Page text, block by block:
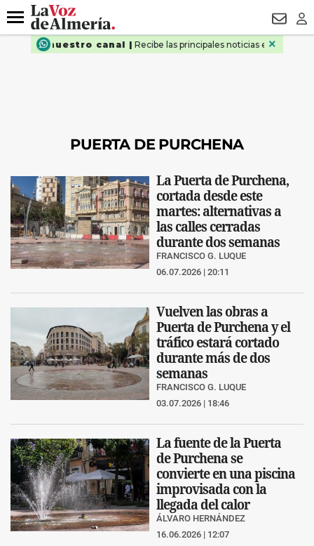
DESTACADO CONDENADOS
Menú
PUERTA DE PURCHENA
La Puerta de Purchena,
cortada desde este
martes: alternativas a
las calles cerradas
durante dos semanas
FRANCISCO G. LUQUE
06.07.2026 | 20:11
Vuelven las obras a
Puerta de Purchena y el
tráfico estará cortado
durante más de dos
semanas
FRANCISCO G. LUQUE
03.07.2026 | 18:46
La fuente de la Puerta
de Purchena se
convierte en una piscina
improvisada con la
llegada del calor
ÁLVARO HERNÁNDEZ
16.06.2026 | 12:07